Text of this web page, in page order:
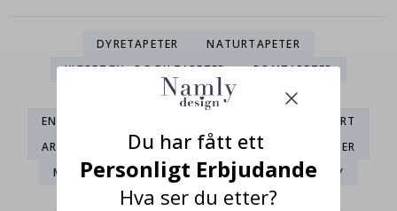
DYRETAPETER
NATURTAPETER
KJØRETØY- OG BILTAPETER
ROMTAPETER
BLOMSTER TAPETER
SPORTTAPETER
ENSFARGET
FOTOTAPETER – KART
ARKITEKTUR OG BYER
TEKSTURER & OVERFLATER
MUSIKK OG DANS
FOTOTAPETER - KJØRETØY
MOTE
GEOMETRISK ABSTRAKT
Du har fått ett
Personligt Erbjudande
Hva ser du etter?